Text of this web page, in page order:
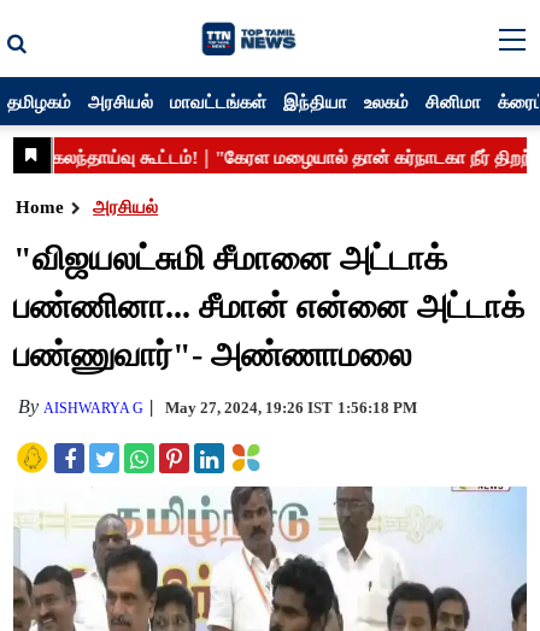
தமிழகம் அரசியல் மாவட்டங்கள் இந்தியா உலகம் சினிமா
Home அரசியல்
"விஜயலட்சுமி சீமானை அட்டாக்
பண்ணினா... சீமான் என்னை அட்டாக்
பண்ணுவார்"- அண்ணாமலை
By AISHWARYA G May 27, 2024, 19:26 IST 1:56:18 PM